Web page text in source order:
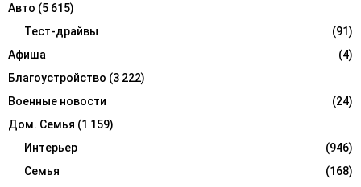
o
R
C
H
Авто (5 615)
Тест-драйвы
(91)
Афиша
(4)
Благоустройство (3 222)
Военные новости
(24)
Дом. Семья (1 159)
Интерьер
(946)
Семья
(168)